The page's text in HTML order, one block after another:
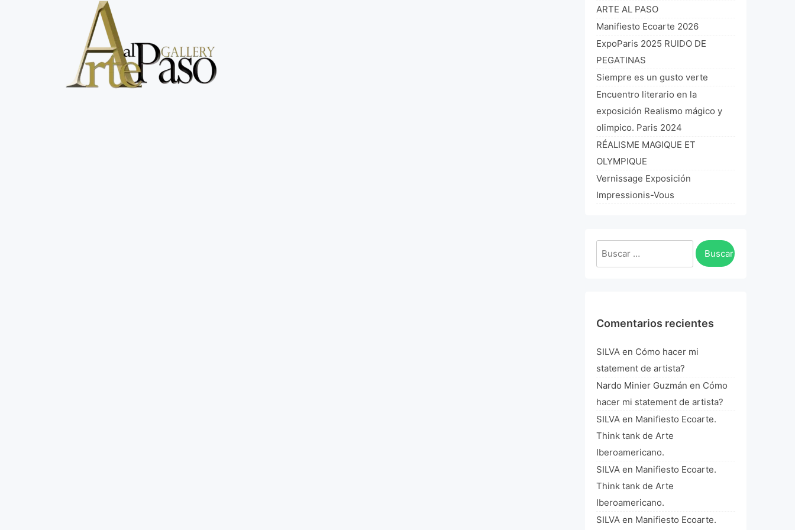
ARTE AL PASO
Manifiesto Ecoarte 2026
ExpoParis 2025 RUIDO DE
PEGATINAS
Siempre es un gusto verte
Encuentro literario en la
exposición Realismo mágico y
olimpico. Paris 2024
RÉALISME MAGIQUE ET
OLYMPIQUE
Vernissage Exposición
Impressionis-Vous
Buscar:
Comentarios recientes
SILVA en Cómo hacer mi
statement de artista?
Nardo Minier Guzmán en Cómo
hacer mi statement de artista?
SILVA en Manifiesto Ecoarte.
Think tank de Arte
Iberoamericano.
SILVA en Manifiesto Ecoarte.
Think tank de Arte
Iberoamericano.
SILVA en Manifiesto Ecoarte.